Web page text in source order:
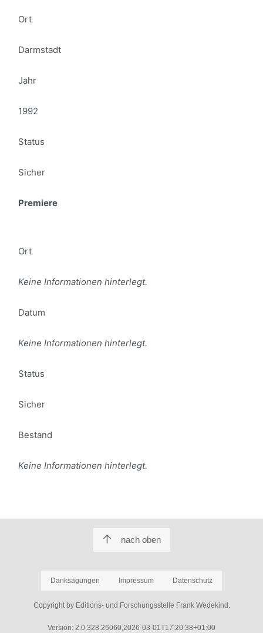
Ort
Darmstadt
Jahr
1992
Status
Sicher
Premiere
Ort
Keine Informationen hinterlegt.
Datum
Keine Informationen hinterlegt.
Status
Sicher
Bestand
Keine Informationen hinterlegt.
nach oben
Danksagungen Impressum Datenschutz
Copyright by Editions- und Forschungsstelle Frank Wedekind.
Version: 2.0.328.26060,2026-03-01T17:20:38+01:00